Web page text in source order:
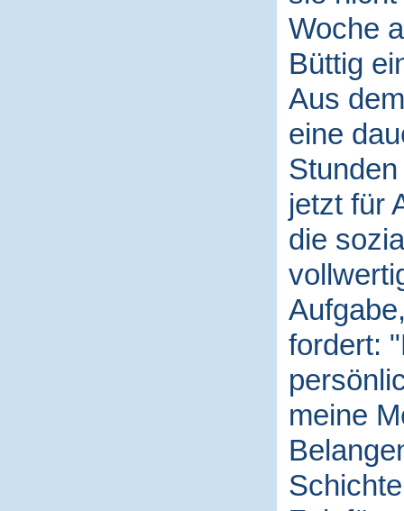
Woche
Büttig
Aus
eine
jetzt für
die
fordert:
meine